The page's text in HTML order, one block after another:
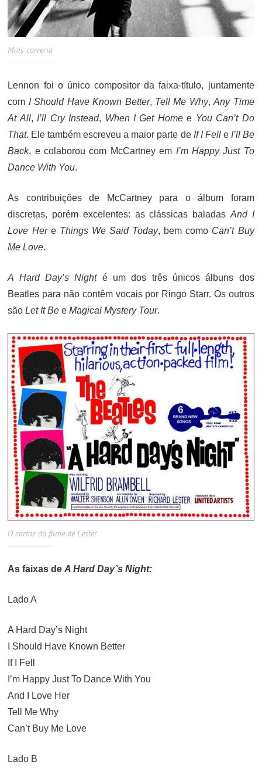
Mais correria
Lennon foi o único compositor da faixa-título, juntamente
com I Should Have Known Better, Tell Me Why,Any Time
At All, I’ll Cry Instead, When I Get Homee You Can’t Do
That. Ele também escreveu a maior parte de If I Felle I’ll Be
Back, e colaborou com McCartney em I’m Happy Just To
Dance With You.
As contribuições de McCartney para o álbum foram
discretas, porém excelentes: as clássicas baladas And I
Love Here Things We Said Today, bem como Can’t Buy
Me Love.
A Hard Day’s Nighté um dos três únicos álbuns dos
Beatles para não contêm vocais por Ringo Starr. Os outros
sãoLet It Be eMagical Mystery Tour.
O cartaz do filme de Lester
As faixas deA Hard Day`s Night:
Lado A
A Hard Day’s Night
I Should Have Known Better
If I Fell
I’m Happy Just To Dance With You
And I Love Her
Tell Me Why
Can’t Buy Me Love
Lado B